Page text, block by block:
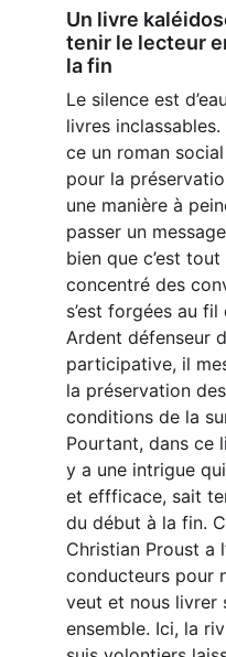
Un livre
tenir le lecteur
la fin
Le silence est
livres
ce un roman
pour la
une manière à
passer un
bien que c’est
concentré des
s’est forgées au
Ardent défenseur
participative, il
la préservation
conditions de la
Pourtant, dans ce
y a une intrigue
et effficace, sait
du début à la fin.
Christian Proust a
conducteurs pour
veut et nous livrer
ensemble. Ici, la